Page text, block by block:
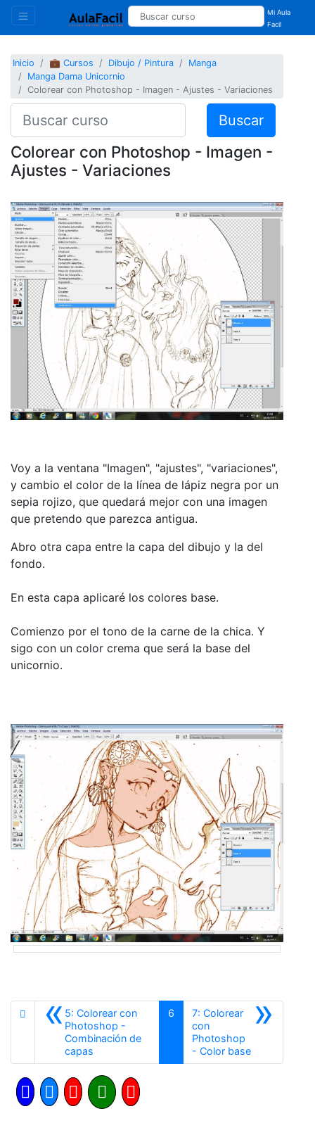
Mi Aula
Facil
Inicio 💼 Cursos Dibujo / Pintura
Manga
Manga Dama Unicornio
Colorear con Photoshop - Imagen - Ajustes - Variaciones
Buscar
Colorear con Photoshop - Imagen -
Ajustes - Variaciones
Voy a la ventana "Imagen", "ajustes", "variaciones",
y cambio el color de la línea de lápiz negra por un
sepia rojizo, que quedará mejor con una imagen
que pretendo que parezca antigua.
Abro otra capa entre la capa del dibujo y la del
fondo.
En esta capa aplicaré los colores base.
Comienzo por el tono de la carne de la chica. Y
sigo con un color crema que será la base del
unicornio.
«5: Colorear con
Photoshop -
Combinación de
capas
6 »
7: Colorear
con
Photoshop
- Color baseSiguiente